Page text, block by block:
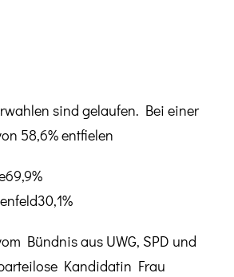
sind gelaufen. Bei einer
58,6% entfielen
Bündnis aus UWG, SPD und
Kandidatin Frau